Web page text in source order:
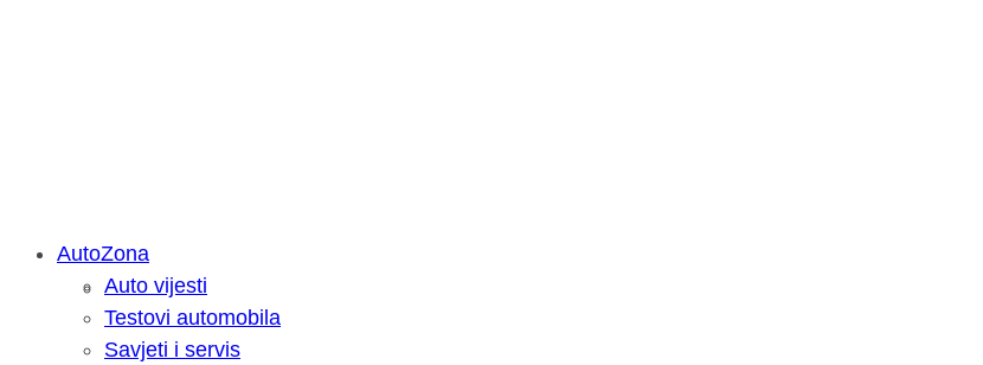
Savjetujemo: Što učiniti kada vaš iPad treba servis? Alpha servis nudi rješenja
AutoZona
Auto vijesti
Testovi automobila
Savjeti i servis